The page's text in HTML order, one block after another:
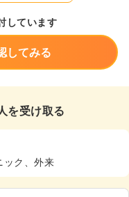
しています
してみる
を受け取る
ック、外来